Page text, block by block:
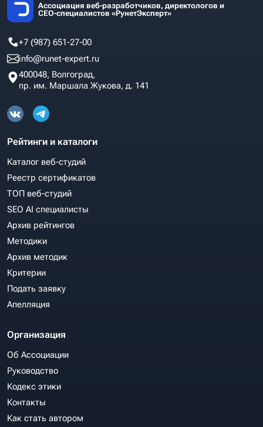
Ассоциация веб-разработчиков, директологов и
СЕО-специалистов «РунетЭксперт»
+7 (987) 651-27-00
info@runet-expert.ru
400048, Волгоград,
пр. им. Маршала Жукова, д. 141
Рейтинги и каталоги
Каталог веб-студий
Реестр сертификатов
ТОП веб-студий
SEO AI специалисты
Архив рейтингов
Методики
Архив методик
Критерии
Подать заявку
Апелляция
Организация
Об Ассоциации
Руководство
Кодекс этики
Контакты
Как стать автором